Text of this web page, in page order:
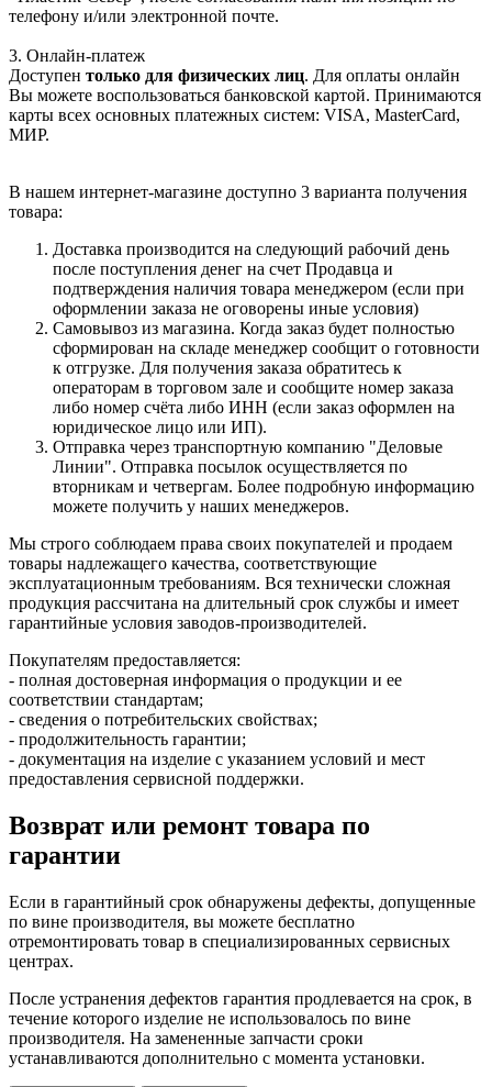
телефону и/или электронной почте.
3. Онлайн-платеж
Доступен только для физических лиц. Для оплаты онлайн
Вы можете воспользоваться банковской картой. Принимаются
карты всех основных платежных систем: VISA, MasterCard,
МИР.
В нашем интернет-магазине доступно 3 варианта получения
товара:
Доставка производится на следующий рабочий день
после поступления денег на счет Продавца и
подтверждения наличия товара менеджером (если при
оформлении заказа не оговорены иные условия)
Самовывоз из магазина. Когда заказ будет полностью
сформирован на складе менеджер сообщит о готовности
к отгрузке. Для получения заказа обратитесь к
операторам в торговом зале и сообщите номер заказа
либо номер счёта либо ИНН (если заказ оформлен на
юридическое лицо или ИП).
Отправка через транспортную компанию "Деловые
Линии". Отправка посылок осуществляется по
вторникам и четвергам. Более подробную информацию
можете получить у наших менеджеров.
Мы строго соблюдаем права своих покупателей и продаем
товары надлежащего качества, соответствующие
эксплуатационным требованиям. Вся технически сложная
продукция рассчитана на длительный срок службы и имеет
гарантийные условия заводов-производителей.
Покупателям предоставляется:
- полная достоверная информация о продукции и ее
соответствии стандартам;
- сведения о потребительских свойствах;
- продолжительность гарантии;
- документация на изделие с указанием условий и мест
предоставления сервисной поддержки.
Возврат или ремонт товара по
гарантии
Если в гарантийный срок обнаружены дефекты, допущенные
по вине производителя, вы можете бесплатно
отремонтировать товар в специализированных сервисных
центрах.
После устранения дефектов гарантия продлевается на срок, в
течение которого изделие не использовалось по вине
производителя. На замененные запчасти сроки
устанавливаются дополнительно с момента установки.